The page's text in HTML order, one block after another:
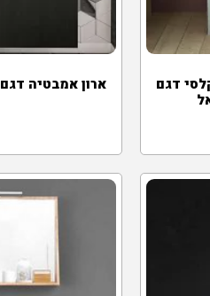
דגם
ארון אמבטיה דגם URBAN – חברת DOR RAPHAEL